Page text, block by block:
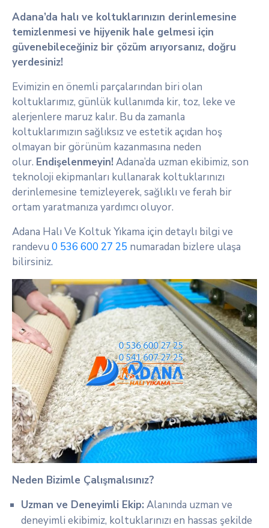
Adana’da halı ve koltuklarınızın derinlemesine
temizlenmesi ve hijyenik hale gelmesi için
güvenebileceğiniz bir çözüm arıyorsanız, doğru
yerdesiniz!
Evimizin en önemli parçalarından biri olan
koltuklarımız, günlük kullanımda kir, toz, leke ve
alerjenlere maruz kalır. Bu da zamanla
koltuklarımızın sağlıksız ve estetik açıdan hoş
olmayan bir görünüm kazanmasına neden
olur. Endişelenmeyin!Adana’da uzman ekibimiz, son
teknoloji ekipmanları kullanarak koltuklarınızı
derinlemesine temizleyerek, sağlıklı ve ferah bir
ortam yaratmanıza yardımcı oluyor.
Adana Halı Ve Koltuk Yıkama için detaylı bilgi ve
randevu 0 536 600 27 25 numaradan bizlere ulaşa
bilirsiniz.
Neden Bizimle Çalışmalısınız?
Uzman ve Deneyimli Ekip: Alanında uzman ve
deneyimli ekibimiz, koltuklarınızı en hassas şekilde